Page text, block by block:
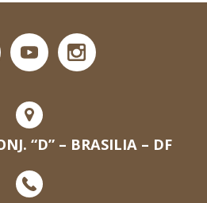
“D” – BRASILIA – DF